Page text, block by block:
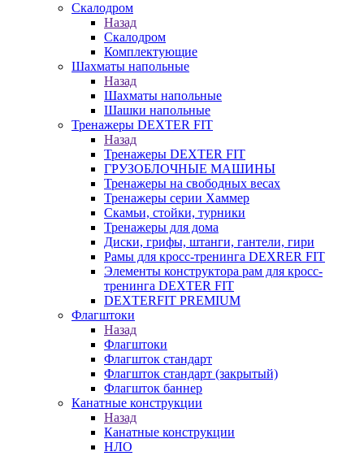
Скалодром
Назад
Скалодром
Комплектующие
Шахматы напольные
Назад
Шахматы напольные
Шашки напольные
Тренажеры DEXTER FIT
Назад
Тренажеры DEXTER FIT
ГРУЗОБЛОЧНЫЕ МАШИНЫ
Тренажеры на свободных весах
Тренажеры серии Хаммер
Скамьи, стойки, турники
Тренажеры для дома
Диски, грифы, штанги, гантели, гири
Рамы для кросс-тренинга DEXRER FIT
Элементы конструктора рам для кросс-
тренинга DEXTER FIT
DEXTERFIT PREMIUM
Флагштоки
Назад
Флагштоки
Флагшток стандарт
Флагшток стандарт (закрытый)
Флагшток баннер
Канатные конструкции
Назад
Канатные конструкции
НЛО